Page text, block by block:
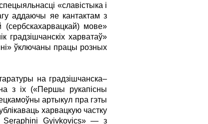
«славістыка і
аддаючы яе кантактам з
мове»
градзішчанскіх харватаў»
ўключаны працы розных
на градзішчанска–
з іх («Першы рукапісны
артыкул пра гэты
харвацкую частку
Seraphini Gyivkovics» — з